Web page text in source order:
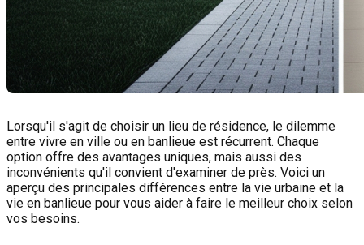
Lorsqu'il s'agit de choisir un lieu de résidence, le dilemme
entre vivre en ville ou en banlieue est récurrent. Chaque
option offre des avantages uniques, mais aussi des
inconvénients qu'il convient d'examiner de près. Voici un
aperçu des principales différences entre la vie urbaine et la
vie en banlieue pour vous aider à faire le meilleur choix selon
vos besoins.